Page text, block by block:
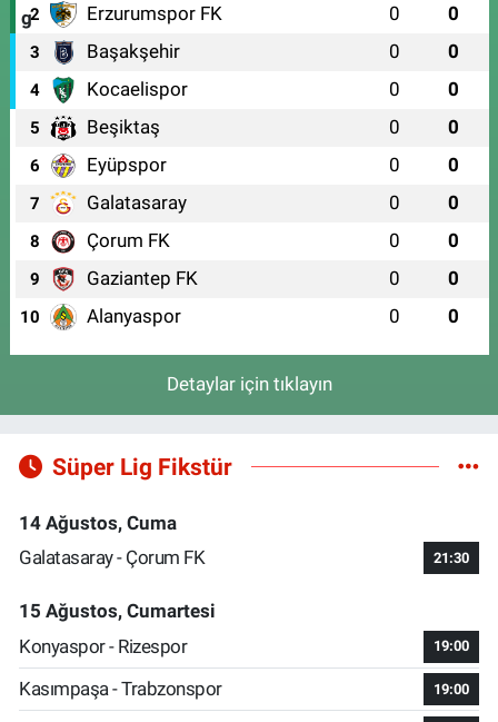
2 Erzurumspor FK 0 0
3 Başakşehir 0 0
4 Kocaelispor 0 0
5 Beşiktaş 0 0
6 Eyüpspor 0 0
7 Galatasaray 0 0
8 Çorum FK 0 0
9 Gaziantep FK 0 0
10 Alanyaspor 0 0
Detaylar için tıklayın
Süper Lig Fikstür
14 Ağustos, Cuma
Galatasaray - Çorum FK
21:30
15 Ağustos, Cumartesi
Konyaspor - Rizespor
19:00
Kasımpaşa - Trabzonspor 19:00